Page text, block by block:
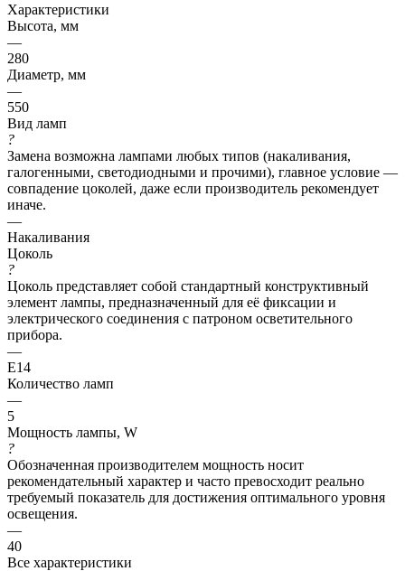
Характеристики
Высота, мм
—
280
Диаметр, мм
—
550
Вид ламп
?
Замена возможна лампами любых типов (накаливания,
галогенными, светодиодными и прочими), главное условие —
совпадение цоколей, даже если производитель рекомендует
иначе.
—
Накаливания
Цоколь
?
Цоколь представляет собой стандартный конструктивный
элемент лампы, предназначенный для её фиксации и
электрического соединения с патроном осветительного
прибора.
—
E14
Количество ламп
—
5
Мощность лампы, W
?
Обозначенная производителем мощность носит
рекомендательный характер и часто превосходит реально
требуемый показатель для достижения оптимального уровня
освещения.
—
40
Все характеристики